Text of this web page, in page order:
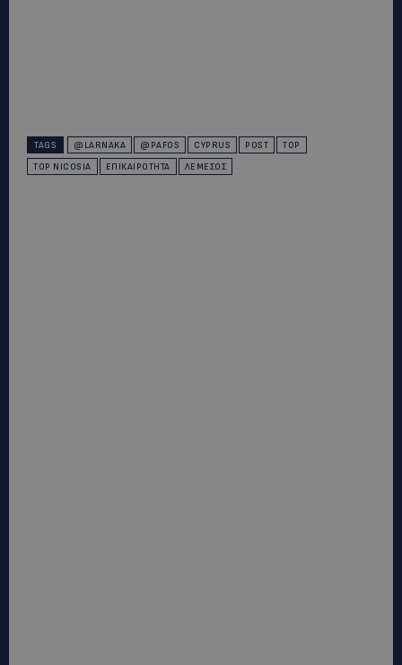
TAGS @LARNAKA @PAFOS CYPRUS POST
TOP
TOP NICOSIA
ΕΠΙΚΑΙΡΌΤΗΤΑ ΛΕΜΕΣΌΣ